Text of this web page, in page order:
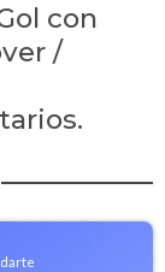
con
/